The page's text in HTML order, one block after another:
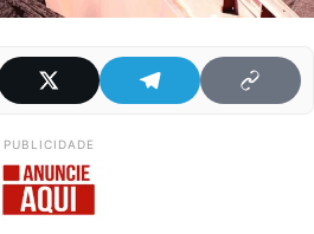
PUBLICIDADE